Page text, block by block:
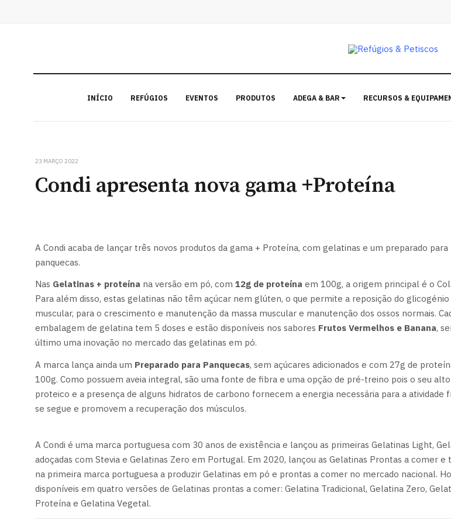
INÍCIO REFÚGIOS EVENTOS PRODUTOS ADEGA & BAR RECURSOS &
23 MARÇO 2022
Condi apresenta nova gama +Proteína
A Condi acaba de lançar três novos produtos da gama + Proteína, com gelatinas e um preparado para
panquecas.
Nas Gelatinas + proteína na versão em pó, com 12g de proteína em 100g, a origem principal é o
Para além disso, estas gelatinas não têm açúcar nem glúten, o que permite a reposição do glicogénio
muscular, para o crescimento e manutenção da massa muscular e manutenção dos ossos normais.
embalagem de gelatina tem 5 doses e estão disponíveis nos sabores Frutos Vermelhos e Banana,
último uma inovação no mercado das gelatinas em pó.
A marca lança ainda um Preparado para Panquecas, sem açúcares adicionados e com 27g de
100g. Como possuem aveia integral, são uma fonte de fibra e uma opção de pré-treino pois o seu
proteico e a presença de alguns hidratos de carbono fornecem a energia necessária para a atividade
se segue e promovem a recuperação dos músculos.
A Condi é uma marca portuguesa com 30 anos de existência e lançou as primeiras Gelatinas Light,
adoçadas com Stevia e Gelatinas Zero em Portugal. Em 2020, lançou as Gelatinas Prontas a comer e
na primeira marca portuguesa a produzir Gelatinas em pó e prontas a comer no mercado nacional.
disponíveis em quatro versões de Gelatinas prontas a comer: Gelatina Tradicional, Gelatina Zero,
Proteína e Gelatina Vegetal.